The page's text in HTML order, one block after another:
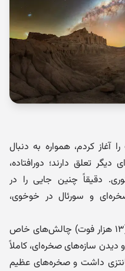
کردم، همواره به دنبال
تعلق دارند؛ دورافتاده،
دقیقاً چنین جایی را در
و سورئال در خوخوی،
عکاسی در ارتفاع بیش از ۴۰۰۰ متر (۱۳ هزار فوت) چالش‌های خاص
سازه‌های صخره‌ای، کاملاً
داشت و صخره‌های عظیم